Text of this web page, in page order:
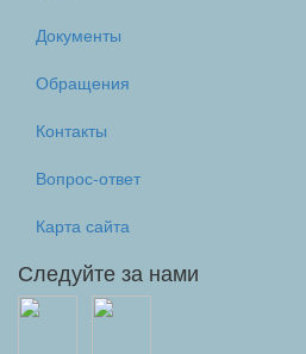
Документы
Обращения
Контакты
Вопрос-ответ
Карта сайта
Следуйте за нами